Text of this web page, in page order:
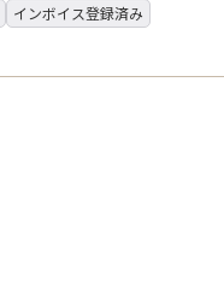
インボイス登録済み